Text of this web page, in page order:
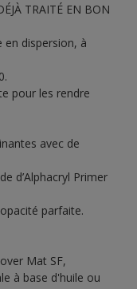
TRAITÉ EN BON
en dispersion, à
pour les rendre
avec de
d’Alphacryl Primer
parfaite.
Mat SF,
à base d'huile ou